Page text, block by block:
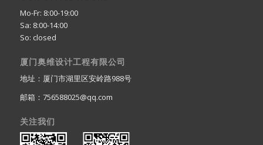
Mo-Fr: 8:00-19:00
Sa: 8:00-14:00
So: closed
厦门奥维设计工程有限公司
地址：厦门市湖里区安岭路988号
邮箱：756588025@qq.com
关注我们